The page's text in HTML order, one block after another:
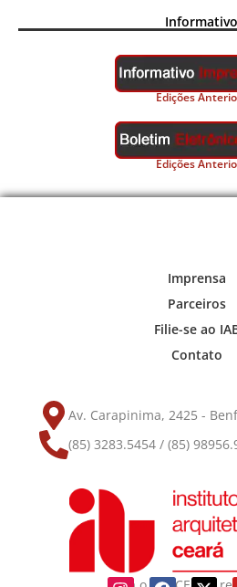
Edições
Edições
Imprensa
Parceiros
Filie-se ao
Contato
Av. Carapinima, 2425 -
(85) 3283.5454 / (85)